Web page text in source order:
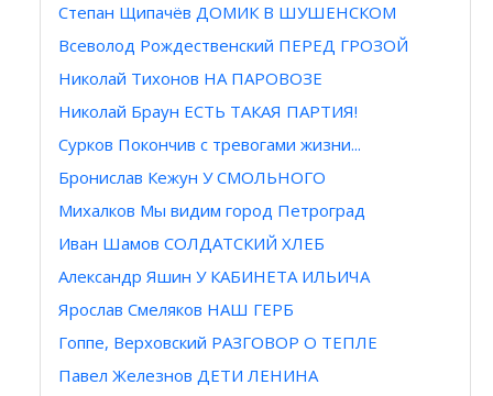
Степан Щипачёв ДОМИК В ШУШЕНСКОМ
Всеволод Рождественский ПЕРЕД ГРОЗОЙ
Николай Тихонов НА ПАРОВОЗЕ
Николай Браун ЕСТЬ ТАКАЯ ПАРТИЯ!
Сурков Покончив с тревогами жизни...
Бронислав Кежун У СМОЛЬНОГО
Михалков Мы видим город Петроград
Иван Шамов СОЛДАТСКИЙ ХЛЕБ
Алeкcaндp Яшин У КАБИНЕТА ИЛЬИЧА
Ярослав Смеляков НАШ ГЕРБ
Гоппе, Верховский РАЗГОВОР О ТЕПЛЕ
Павел Железнов ДЕТИ ЛЕНИНА